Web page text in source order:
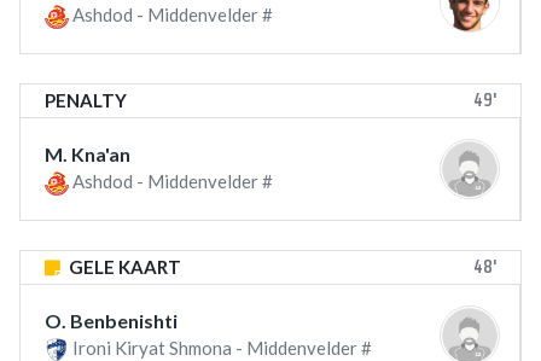
Ashdod - Middenvelder #
PENALTY 49'
M. Kna'an
Ashdod - Middenvelder #
GELE KAART 48'
O. Benbenishti
Ironi Kiryat Shmona - Middenvelder #